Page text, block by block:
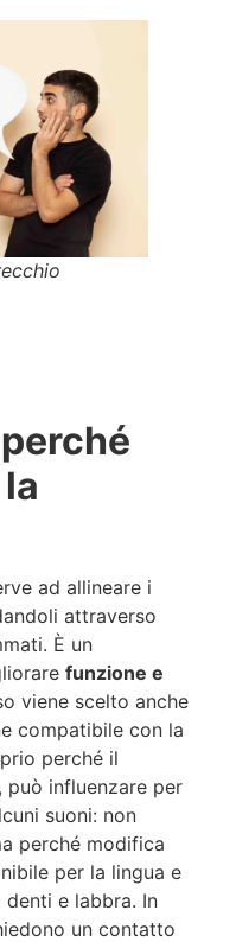
ad allineare i
attraverso
È un
funzione e
viene scelto anche
compatibile con la
perché il
influenzare per
suoni: non
perché modifica
per la lingua e
denti e labbra. In
un contatto